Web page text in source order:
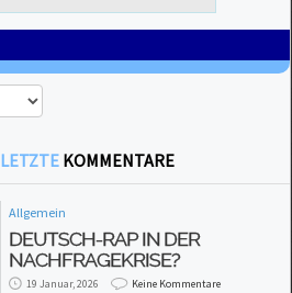
LETZTE KOMMENTARE
Allgemein
DEUTSCH-RAP IN DER
NACHFRAGEKRISE?
19 Januar, 2026 Keine Kommentare